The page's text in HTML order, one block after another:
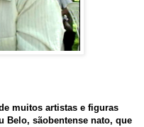
muitos artistas e figuras
Belo, sãobentense nato, que